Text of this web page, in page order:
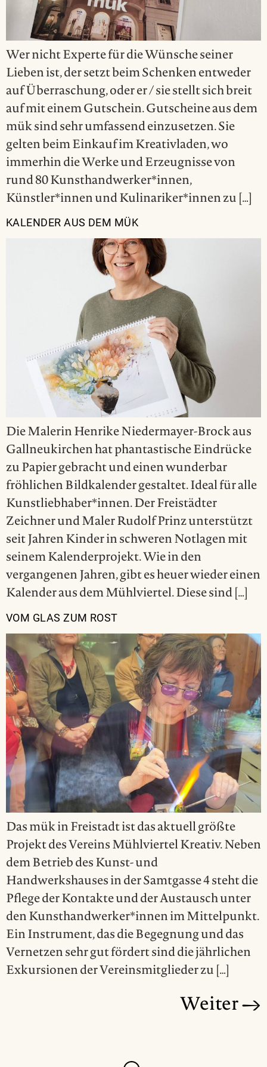
Wer nicht Experte für die Wünsche seiner
Lieben ist, der setzt beim Schenken entweder
auf Überraschung, oder er / sie stellt sich breit
auf mit einem Gutschein. Gutscheine aus dem
mük sind sehr umfassend einzusetzen. Sie
gelten beim Einkauf im Kreativladen, wo
immerhin die Werke und Erzeugnisse von
rund 80 Kunsthandwerker*innen,
Künstler*innen und Kulinariker*innen zu […]
KALENDER AUS DEM MÜK
Die Malerin Henrike Niedermayer-Brock aus
Gallneukirchen hat phantastische Eindrücke
zu Papier gebracht und einen wunderbar
fröhlichen Bildkalender gestaltet. Ideal für alle
Kunstliebhaber*innen. Der Freistädter
Zeichner und Maler Rudolf Prinz unterstützt
seit Jahren Kinder in schweren Notlagen mit
seinem Kalenderprojekt. Wie in den
vergangenen Jahren, gibt es heuer wieder einen
Kalender aus dem Mühlviertel. Diese sind […]
VOM GLAS ZUM ROST
Das mük in Freistadt ist das aktuell größte
Projekt des Vereins Mühlviertel Kreativ. Neben
dem Betrieb des Kunst- und
Handwerkshauses in der Samtgasse 4 steht die
Pflege der Kontakte und der Austausch unter
den Kunsthandwerker*innen im Mittelpunkt.
Ein Instrument, das die Begegnung und das
Vernetzen sehr gut fördert sind die jährlichen
Exkursionen der Vereinsmitglieder zu […]
Weiter→